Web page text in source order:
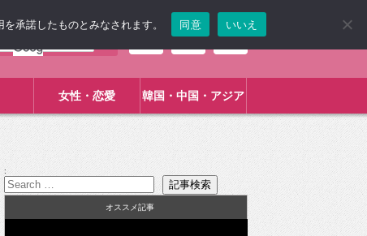
女性・恋愛 韓国・中国・アジア
:
オススメ記事
承諾したものとみなされます。 同意 いいえ